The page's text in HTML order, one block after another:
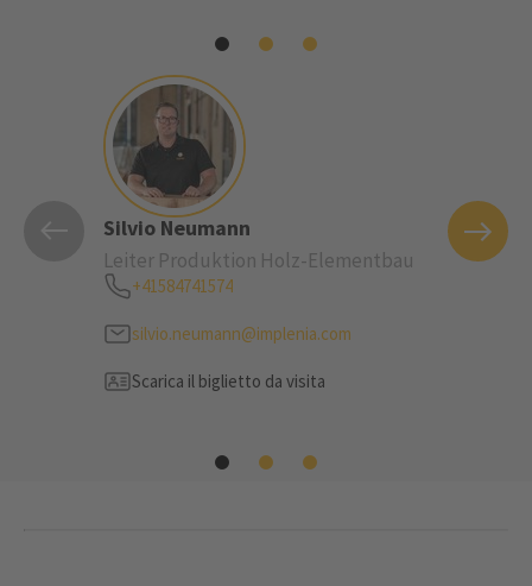
Silvio Neumann
Leiter Produktion Holz-Elementbau
+41584741574
silvio.neumann@implenia.com
Scarica il biglietto da visita
Leiter